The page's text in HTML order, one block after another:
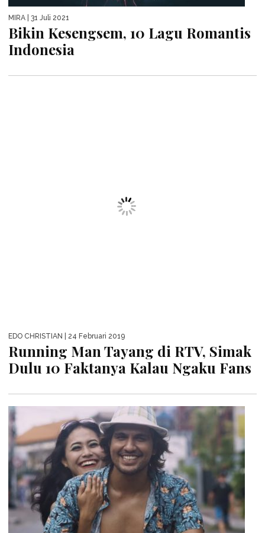
MIRA | 31 Juli 2021
Bikin Kesengsem, 10 Lagu Romantis
Indonesia
EDO CHRISTIAN | 24 Februari 2019
Running Man Tayang di RTV, Simak
Dulu 10 Faktanya Kalau Ngaku Fans